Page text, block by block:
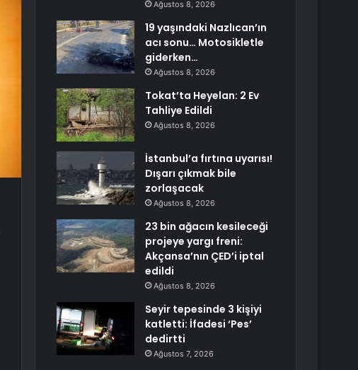
Ağustos 8, 2026
19 yaşındaki Nazlıcan’ın
acı sonu… Motosikletle
giderken…
Ağustos 8, 2026
Tokat’ta Heyelan: 2 Ev
Tahliye Edildi
Ağustos 8, 2026
İstanbul’a fırtına uyarısı!
Dışarı çıkmak bile
zorlaşacak
Ağustos 8, 2026
23 bin ağacın kesileceği
projeye yargı freni:
Akçansa’nın ÇED’i iptal
edildi
Ağustos 8, 2026
Seyir tepesinde 3 kişiyi
katletti: İfadesi ‘Pes’
dedirtti
Ağustos 7, 2026